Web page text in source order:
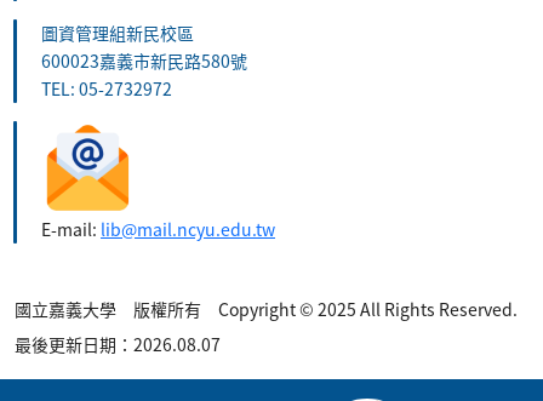
圖資管理組新民校區
600023嘉義市新民路580號
TEL: 05-2732972
E-mail: lib@mail.ncyu.edu.tw
國立嘉義大學 版權所有 Copyright © 2025 All Rights Reserved.
最後更新日期：2026.08.07